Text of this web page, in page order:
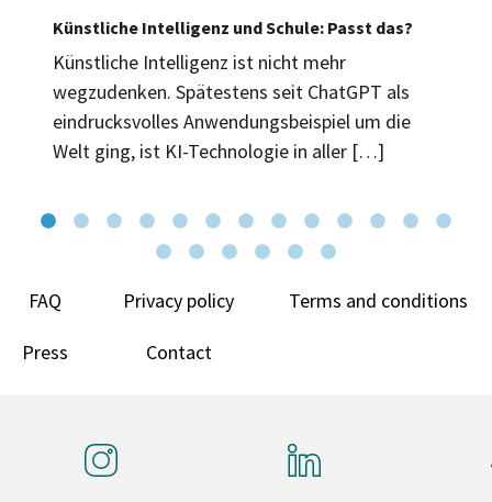
Künstliche Intelligenz und Schule: Passt das?
Künstliche Intelligenz ist nicht mehr
wegzudenken. Spätestens seit ChatGPT als
eindrucksvolles Anwendungsbeispiel um die
Welt ging, ist KI-Technologie in aller […]
FAQ Privacy policy Terms and conditions
Press Contact